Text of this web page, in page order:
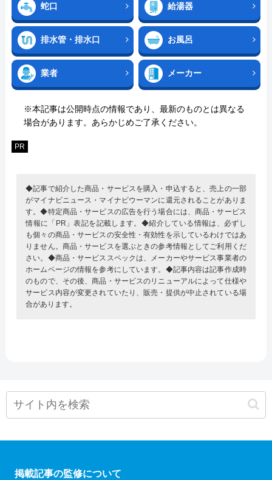
蛇口 給湯器
排水管・排水口 お風呂
業者 メーカー
※本記事は公開時点の情報であり、最新のものとは異なる
場合があります。あらかじめご了承ください。
PR
◆記事で紹介した商品・サービスを購入・申込すると、売上の一部
がマイナビニュース・マイナビウーマンに還元されることがありま
す。◆特定商品・サービスの広告を行う場合には、商品・サービス
情報に「PR」表記を記載します。◆紹介している情報は、必ずし
も個々の商品・サービスの安全性・有効性を示しているわけではあ
りません。商品・サービスを選ぶときの参考情報としてご利用くだ
さい。◆商品・サービススペックは、メーカーやサービス事業者の
ホームページの情報を参考にしています。◆記事内容は記事作成時
のもので、その後、商品・サービスのリニューアルによって仕様や
サービス内容が変更されていたり、販売・提供が中止されている場
合があります。
掲載記事の監修について